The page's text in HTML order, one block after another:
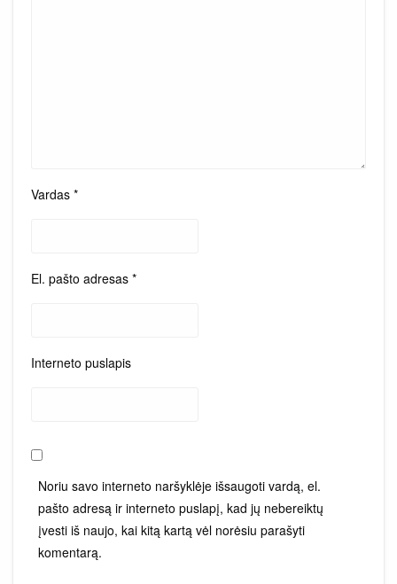
Vardas *
El. pašto adresas *
Interneto puslapis
Noriu savo interneto naršyklėje išsaugoti vardą, el.
pašto adresą ir interneto puslapį, kad jų nebereiktų
įvesti iš naujo, kai kitą kartą vėl norėsiu parašyti
komentarą.